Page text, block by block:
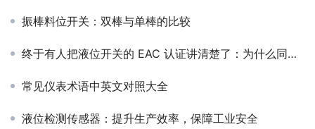
振棒料位开关：双棒与单棒的比较
终于有人把液位开关的 EAC 认证讲清楚了：为什么同时通过 TR CU 012 + TR CU 020 才算真正有含金量？
常见仪表术语中英文对照大全
液位检测传感器：提升生产效率，保障工业安全